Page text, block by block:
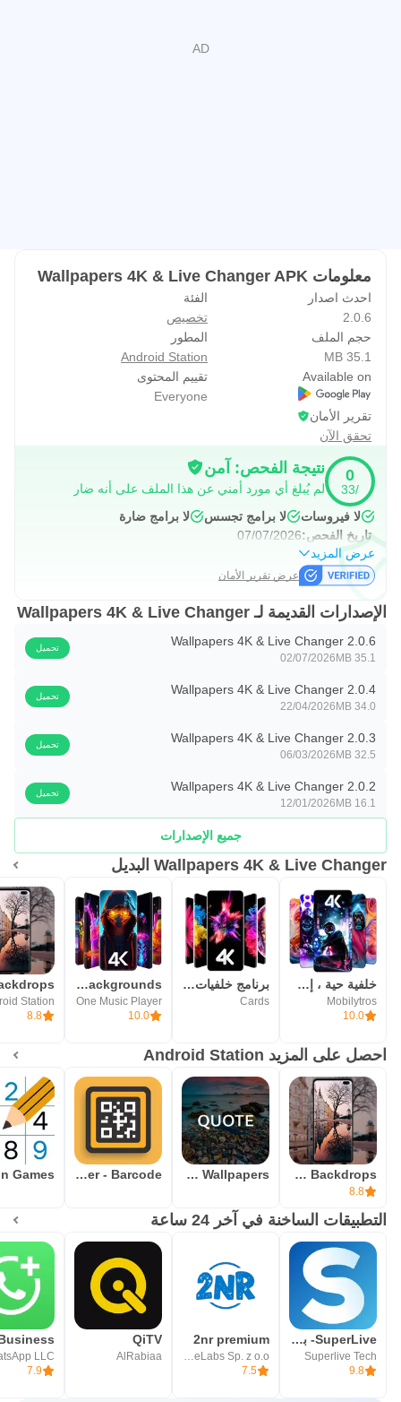
معلومات Wallpapers 4K & Live Changer APK
احدث اصدار
2.0.6
الفئة
تخصيص
حجم الملف
35.1 MB
المطور
Android Station
Available on
تقييم المحتوى
Everyone
تقرير الأمان
تحقق الآن
0
/33
نتيجة الفحص: آمن
لم يُبلغ أي مورد أمني عن هذا الملف على أنه ضار
لا فيروسات
لا برامج تجسس
لا برامج ضارة
تاريخ الفحص:07/07/2026
عرض المزيد
عرض تقرير الأمان
الإصدارات القديمة لـ Wallpapers 4K & Live Changer
Wallpapers 4K & Live Changer 2.0.6
35.1 MB
02/07/2026
تحميل
Wallpapers 4K & Live Changer 2.0.4
34.0 MB
22/04/2026
تحميل
Wallpapers 4K & Live Changer 2.0.3
32.5 MB
06/03/2026
تحميل
Wallpapers 4K & Live Changer 2.0.2
16.1 MB
12/01/2026
تحميل
جميع الإصدارات
Wallpapers 4K & Live Changer البديل
خلفية حية ، إضاءة الحافة
Mobilytros
10.0
برنامج خلفيات متحركه 4k
Cards
4K Wallpaper & HD Backgrounds
One Music Player
10.0
Station
8.8
احصل على المزيد Android Station
Wallpaper 4K HD – Backdrops
8.8
Quotes Wallpapers
QR Code Scanner - Barcode
التطبيقات الساخنة في آخر 24 ساعة
SuperLive- بث مباشر و دردشة
Superlive Tech
9.8
2nr premium
7.5
QiTV
AlRabiaa
LLC
7.9